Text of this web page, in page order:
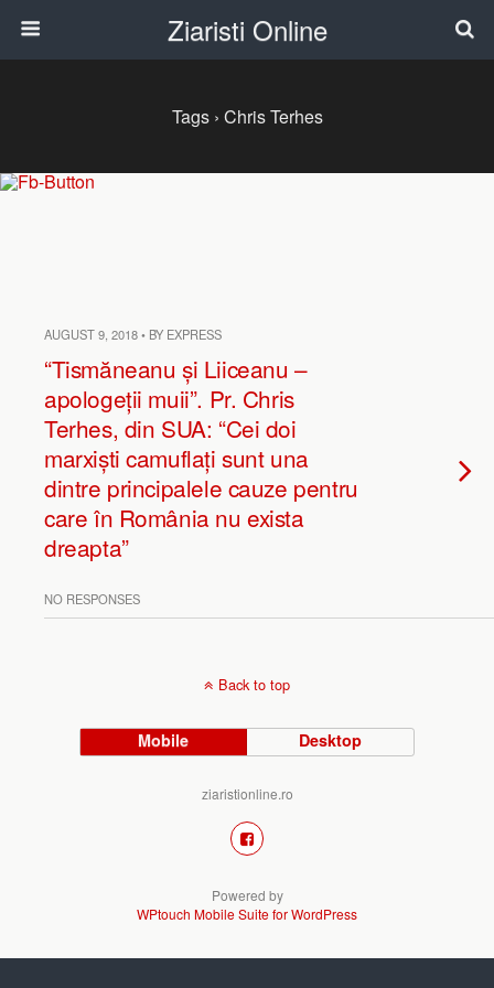
Ziaristi Online
Tags › Chris Terhes
AUGUST 9, 2018 • BY EXPRESS
“Tismăneanu și Liiceanu –
apologeții muii”. Pr. Chris
Terhes, din SUA: “Cei doi
marxiști camuflați sunt una
dintre principalele cauze pentru
care în România nu exista
dreapta”
NO RESPONSES
Back to top
Mobile Desktop
ziaristionline.ro
Powered by
WPtouch Mobile Suite for WordPress